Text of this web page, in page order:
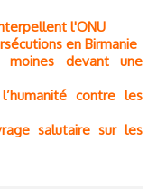
l'ONU
en Birmanie
moines devant une
contre les
salutaire sur les